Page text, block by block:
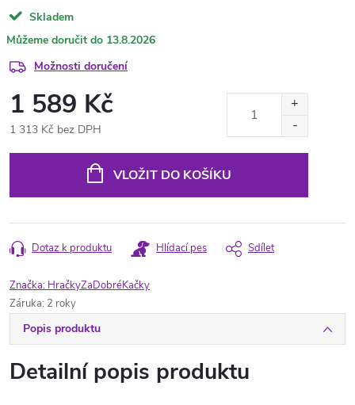
Skladem
13.8.2026
Možnosti doručení
1 589 Kč
1 313 Kč bez DPH
VLOŽIT DO KOŠÍKU
Dotaz k produktu Hlídací pes Sdílet
Značka: HračkyZaDobréKačky
Záruka: 2 roky
Popis produktu
Detailní popis produktu